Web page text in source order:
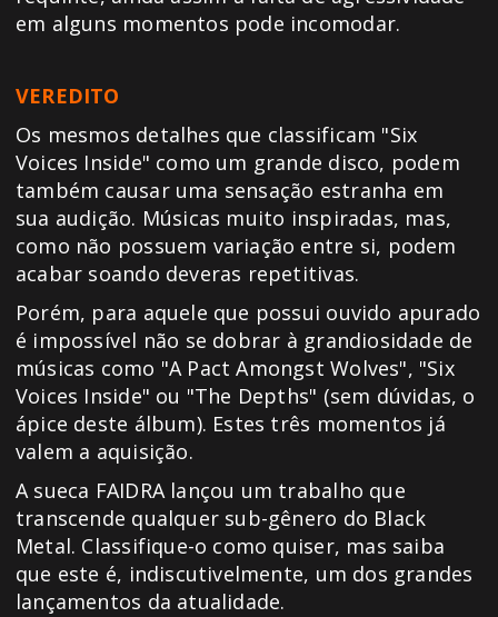
em alguns momentos pode incomodar.
VEREDITO
Os mesmos detalhes que classificam "Six
Voices Inside" como um grande disco, podem
também causar uma sensação estranha em
sua audição. Músicas muito inspiradas, mas,
como não possuem variação entre si, podem
acabar soando deveras repetitivas.
Porém, para aquele que possui ouvido apurado
é impossível não se dobrar à grandiosidade de
músicas como "A Pact Amongst Wolves", "Six
Voices Inside" ou "The Depths" (sem dúvidas, o
ápice deste álbum). Estes três momentos já
valem a aquisição.
A sueca FAIDRA lançou um trabalho que
transcende qualquer sub-gênero do Black
Metal. Classifique-o como quiser, mas saiba
que este é, indiscutivelmente, um dos grandes
lançamentos da atualidade.